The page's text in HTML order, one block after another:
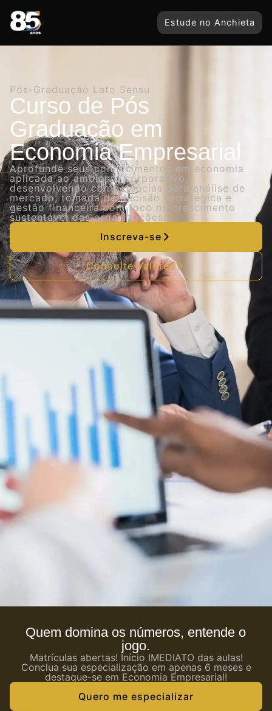
Estude no Anchieta
Pós-Graduação Lato Sensu
Curso de Pós
Graduação em
Economia Empresarial
Aprofunde seus conhecimentos em economia
aplicada ao ambiente corporativo,
desenvolvendo competências para análise de
mercado, tomada de decisão estratégica e
gestão financeira com foco no crescimento
sustentável das organizações.
Inscreva-se
Consulte Valores
Quem domina os números, entende o
jogo.
Matrículas abertas! Início IMEDIATO das aulas!
Conclua sua especialização em apenas 6 meses e
destaque-se em Economia Empresarial!
Quero me especializar